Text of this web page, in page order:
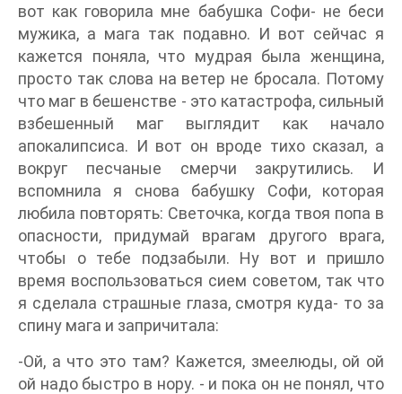
вот как говорила мне бабушка Софи- не беси
мужика, а мага так подавно. И вот сейчас я
кажется поняла, что мудрая была женщина,
просто так слова на ветер не бросала. Потому
что маг в бешенстве - это катастрофа, сильный
взбешенный маг выглядит как начало
апокалипсиса. И вот он вроде тихо сказал, а
вокруг песчаные смерчи закрутились. И
вспомнила я снова бабушку Софи, которая
любила повторять: Светочка, когда твоя попа в
опасности, придумай врагам другого врага,
чтобы о тебе подзабыли. Ну вот и пришло
время воспользоваться сием советом, так что
я сделала страшные глаза, смотря куда- то за
спину мага и запричитала:
-Ой, а что это там? Кажется, змеелюды, ой ой
ой надо быстро в нору. - и пока он не понял, что